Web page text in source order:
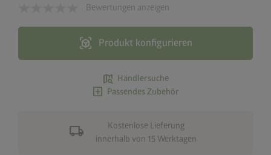
Bewertungen anzeigen
view_in_ar Produkt konfigurieren
map_search Händlersuche
add_box Passendes Zubehör
local_shipping
Kostenlose Lieferung
innerhalb von 15 Werktagen